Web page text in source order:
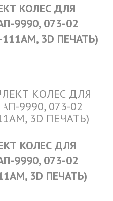
КОЛЕС ДЛЯ
9990, 073-02
3D ПЕЧАТЬ)
КОЛЕС ДЛЯ
9990, 073-02
3D ПЕЧАТЬ)